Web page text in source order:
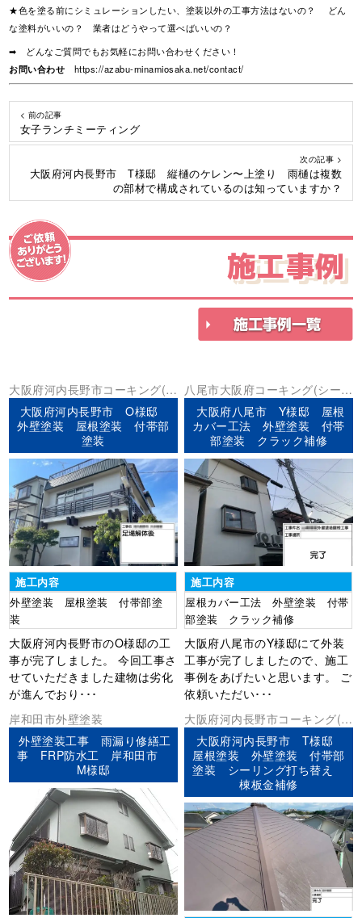
★色を塗る前にシミュレーションしたい、塗装以外の工事方法はないの？ どん
な塗料がいいの？ 業者はどうやって選べばいいの？
➡ どんなご質問でもお気軽にお問い合わせください！
お問い合わせ
https://azabu-minamiosaka.net/contact/
< 前の記事
女子ランチミーティング
次の記事 >
大阪府河内長野市 T様邸 縦樋のケレン〜上塗り 雨樋は複数
の部材で構成されているのは知っていますか？
施工事例
大阪府河内長野市コーキング(シ
ーリング)外壁塗装屋根塗装防水
工事
大阪府河内長野市 O様邸
外壁塗装 屋根塗装 付帯部
塗装
施工内容
外壁塗装 屋根塗装 付帯部塗
装
大阪府河内長野市のO様邸の工
事が完了しました。 今回工事さ
せていただきました建物は劣化
が進んでおり･･･
八尾市大阪府コーキング(シーリ
ング)その他外壁塗装屋根塗装防
水工事
大阪府八尾市 Y様邸 屋根
カバー工法 外壁塗装 付帯
部塗装 クラック補修
施工内容
屋根カバー工法 外壁塗装 付帯
部塗装 クラック補修
大阪府八尾市のY様邸にて外装
工事が完了しましたので、施工
事例をあげたいと思います。 ご
依頼いただい･･･
岸和田市外壁塗装
外壁塗装工事 雨漏り修繕工
事 FRP防水工 岸和田市
M様邸
大阪府河内長野市コーキング(シ
ーリング)外壁塗装屋根塗装板金
工事棟板金工事
大阪府河内長野市 T様邸
屋根塗装 外壁塗装 付帯部
塗装 シーリング打ち替え
棟板金補修